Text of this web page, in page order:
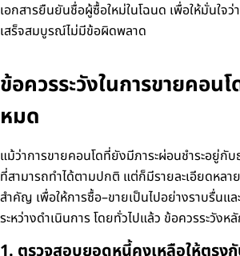
เอกสารยืนยันชื่อผู้ซื้อใหม่ในโฉนด เพื่อให้มั่นใจ
เสร็จสมบูรณ์ไม่มีข้อผิดพลาด
ข้อควรระวังในการขายคอน
หมด
แม้ว่าการขายคอนโดที่ยังมีภาระผ่อนชำระอยู่กั
ที่สามารถทำได้ตามปกติ แต่ก็มีรายละเอียดหลา
สำคัญ เพื่อให้การซื้อ–ขายเป็นไปอย่างราบรื่นแ
ระหว่างดำเนินการ โดยทั่วไปแล้ว ข้อควรระวัง
1. ตรวจสอบยอดหนี้คงเหลือให้ตรง